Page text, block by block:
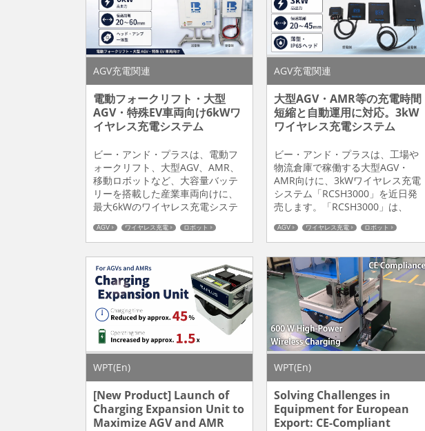
AGV充電関連
電動フォークリフト・大型
AGV・特殊EV車両向け6kWワ
イヤレス充電システム
ビー・アンド・プラスは、電動フ
ォークリフト、大型AGV、AMR、
移動ロボットなど、大容量バッテ
リーを搭載した産業車両向けに、
最大6kWのワイヤレス充電システ
す。 受電側を搭載した車両が送電
側（充電可能な位置）に対向する
と、コネクタを接続することなく
自動で充電を開始します。作業者
による充電作業をなくし、休止時
間や待機時間を利用して充電する
ことで、充電のために車両を...
AGV ワイヤレス充電
ロボット
AGV充電関連
大型AGV・AMR等の充電時間
短縮と自動運用に対応。3kW
ワイヤレス充電システム
ビー・アンド・プラスは、工場や
物流倉庫で稼働する大型AGV・
AMR向けに、3kWワイヤレス充電
システム「RCSH3000」を近日発
売します。「RCSH3000」は、
ワイヤレス充電システムです。受
電ヘッドを搭載した車両やロボッ
トが給電ヘッドと対向すると自動
で充電を開始し、車両やロボット
が離れる、または満充電になると
充電を停止します。人がコネクタ
を抜き差しする作業...
AGV ワイヤレス充電
ロボット
WPT(En)
[New Product] Launch of
Charging Expansion Unit to
Maximize AGV and AMR
WPT(En)
Solving Challenges in
Equipment for European
Export: CE-Compliant